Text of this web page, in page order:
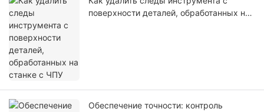
поверхности деталей, обработанных на
Обеспечение точности: контроль